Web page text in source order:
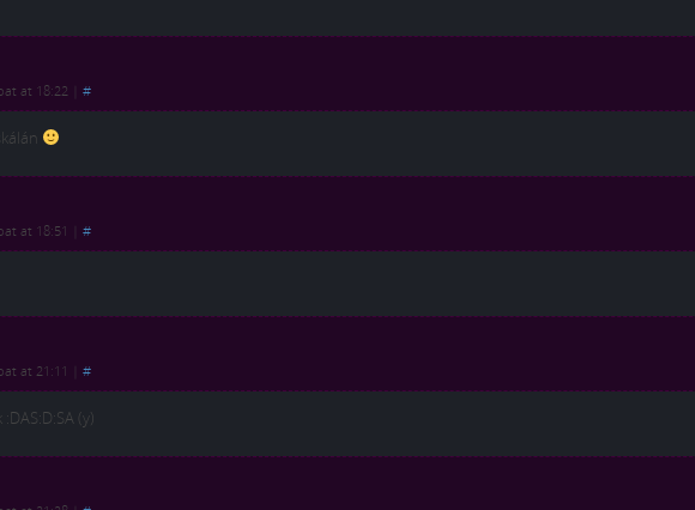
at 18:22 #
at 18:51 #
at 21:11 #
(y)